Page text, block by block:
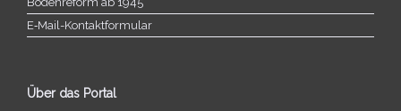
E‑Mail-​​Kontaktformular
Über das Portal